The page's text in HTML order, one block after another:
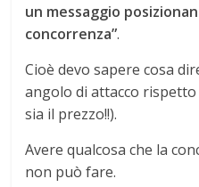
un messaggio
concorrenza”.
Cioè devo sapere cosa
angolo di attacco
sia il prezzo!!).
Avere qualcosa che la
non può fare.